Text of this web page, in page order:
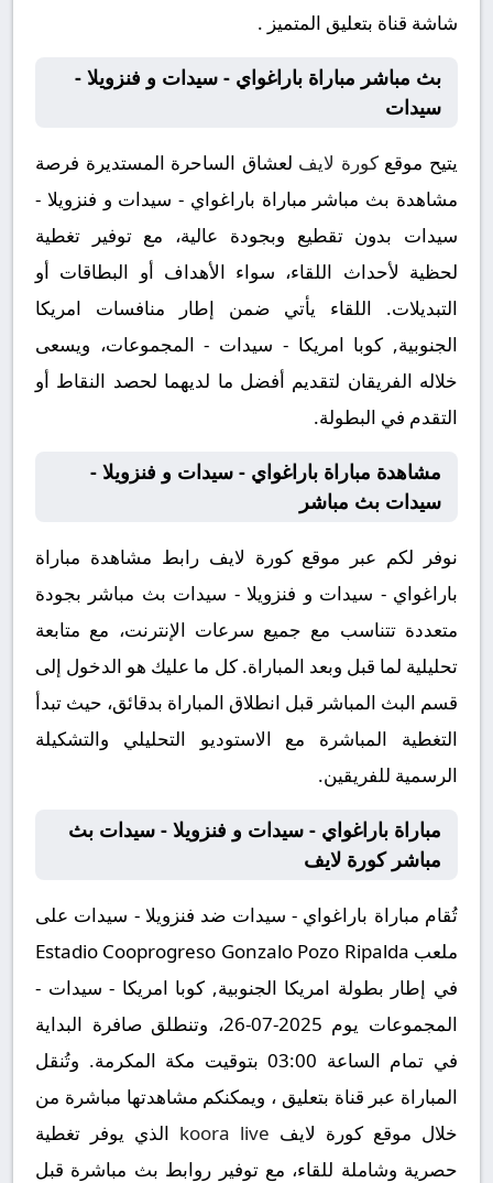
شاشة قناة بتعليق المتميز .
بث مباشر مباراة باراغواي - سيدات و فنزويلا -
سيدات
يتيح موقعكورة لايف لعشاق الساحرة المستديرة فرصة
مشاهدة بث مباشر مباراة باراغواي - سيدات و فنزويلا -
سيدات بدون تقطيع وبجودة عالية، مع توفير تغطية
لحظية لأحداث اللقاء، سواء الأهداف أو البطاقات أو
التبديلات. اللقاء يأتي ضمن إطار منافسات امريكا
الجنوبية, كوبا امريكا - سيدات - المجموعات، ويسعى
خلاله الفريقان لتقديم أفضل ما لديهما لحصد النقاط أو
التقدم في البطولة.
مشاهدة مباراة باراغواي - سيدات و فنزويلا -
سيدات بث مباشر
نوفر لكم عبر موقع كورة لايف رابط مشاهدة مباراة
باراغواي - سيدات و فنزويلا - سيدات بث مباشر بجودة
متعددة تتناسب مع جميع سرعات الإنترنت، مع متابعة
تحليلية لما قبل وبعد المباراة. كل ما عليك هو الدخول إلى
قسم البث المباشر قبل انطلاق المباراة بدقائق، حيث تبدأ
التغطية المباشرة مع الاستوديو التحليلي والتشكيلة
الرسمية للفريقين.
مباراة باراغواي - سيدات و فنزويلا - سيدات بث
مباشر كورة لايف
تُقام مباراة باراغواي - سيدات ضد فنزويلا - سيدات على
ملعب Estadio Cooprogreso Gonzalo Pozo Ripalda
في إطار بطولة امريكا الجنوبية, كوبا امريكا - سيدات -
المجموعات يوم 2025-07-26، وتنطلق صافرة البداية
في تمام الساعة 03:00 بتوقيت مكة المكرمة. وتُنقل
المباراة عبر قناة بتعليق ، ويمكنكم مشاهدتها مباشرة من
خلال موقع كورة لايف koora live الذي يوفر تغطية
حصرية وشاملة للقاء، مع توفير روابط بث مباشرة قبل